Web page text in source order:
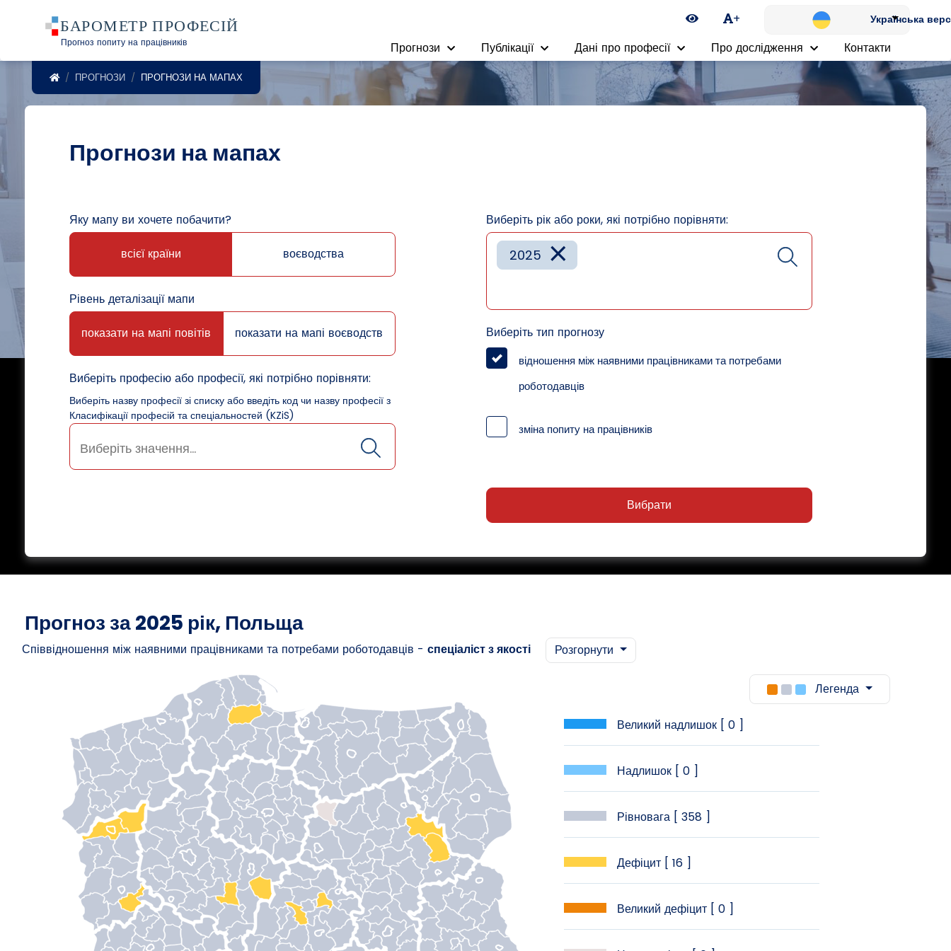
Прогноз попиту на працівників
Ikona zmiany kontrastu
+ Українська
Прогнози Публікації Дані про професії Про дослідження Контакти
POWRÓT DO STRONY GŁÓWNEJ
ПРОГНОЗИ ПРОГНОЗИ НА МАПАХ
Прогнози на мапах
Яку мапу ви хочете побачити?
всієї країни воєводства
Рівень деталізації мапи
показати на мапі повітів показати на мапі воєводств
Виберіть професію або професії, які потрібно порівняти:
Виберіть назву професії зі списку або введіть код чи назву професії з
Класифікації професій та спеціальностей (KZiS)
Виберіть рік або роки, які потрібно порівняти:
×
2025
Виберіть тип прогнозу
відношення між наявними працівниками та потребами
роботодавців
зміна попиту на працівників
Вибрати
Прогноз за 2025 рік, Польща
Співвідношення між наявними працівниками та потребами роботодавців - спеціаліст з якості Розгорнути
Легенда
Великий надлишок [ 0 ]
Надлишок [ 0 ]
Рівновага [ 358 ]
Дефіцит [ 16 ]
Великий дефіцит [ 0 ]